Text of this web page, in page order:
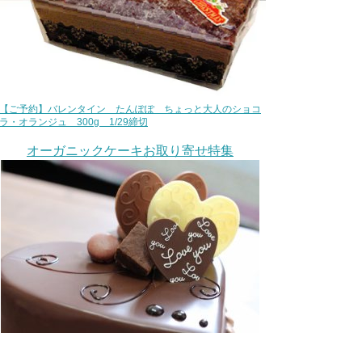
【ご予約】バレンタイン たんぽぽ ちょっと大人のショコ
ラ・オランジュ 300g 1/29締切
オーガニックケーキお取り寄せ特集